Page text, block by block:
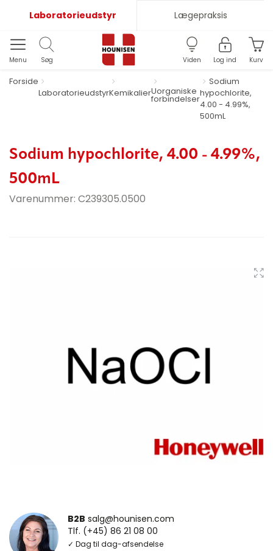
Laboratorieudstyr Lægepraksis
Menu Søg Viden Log ind Kurv
Forside
LaboratorieudstyrKemikalierUorganiske
forbindelser
Sodium
hypochlorite,
4.00 - 4.99%,
500mL
Sodium hypochlorite, 4.00 - 4.99%,
500mL
Varenummer: C239305.0500
B2B salg@hounisen.com
Tlf. (+45) 86 21 08 00
✓ Dag til dag-afsendelse